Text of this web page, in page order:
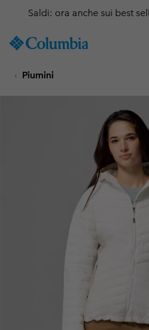
TO
SKIP
MAIN
Saldi: ora anche sui best
Piumini